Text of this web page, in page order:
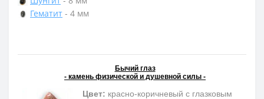
Гематит - 4 мм
Бычий глаз
- камень физической и душевной силы -
Цвет: красно-коричневый с глазковым